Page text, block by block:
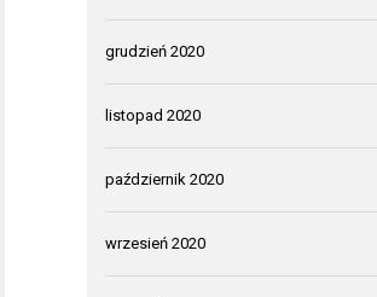
grudzień 2020
listopad 2020
październik 2020
wrzesień 2020